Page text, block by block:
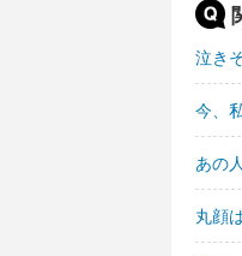
泣き
今、
あの
丸顔